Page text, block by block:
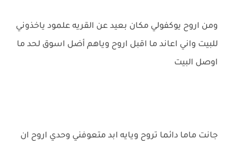
ومن اروح يوكفولي مكان بعيد عن القريه علمود ياخذوني
للبيت واني اعاند ما اقبل اروح وياهم أضل اسوق لحد ما
اوصل البيت
جانت ماما دائما تروح ويايه ابد متعوفني وحدي اروح ان